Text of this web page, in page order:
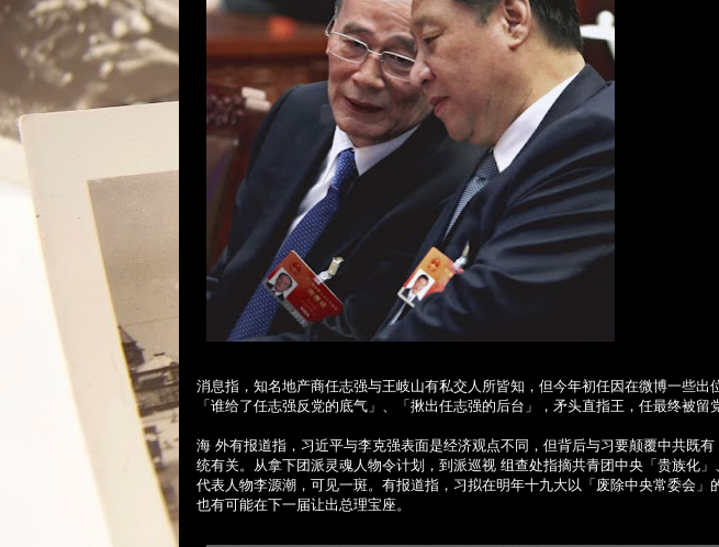
消息指，知名地产商任志强与王岐山有私交人所皆知，但今年初任因在微博一些出
「谁给了任志强反党的底气」、「揪出任志强的后台」，矛头直指王，任最终被留
海 外有报道指，习近平与李克强表面是经济观点不同，但背后与习要颠覆中共既
统有关。从拿下团派灵魂人物令计划，到派巡视 组查处指摘共青团中央「贵族化
代表人物李源潮，可见一斑。有报道指，习拟在明年十九大以「废除中央常委会」
也有可能在下一届让出总理宝座。